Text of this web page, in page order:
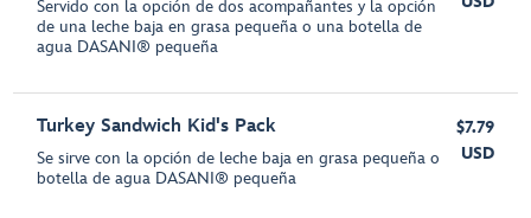
Servido con la opción de dos acompañantes y la opción
de una leche baja en grasa pequeña o una botella de
agua DASANI® pequeña
Turkey Sandwich Kid's Pack
Se sirve con la opción de leche baja en grasa pequeña o
botella de agua DASANI® pequeña
$7.79
USD